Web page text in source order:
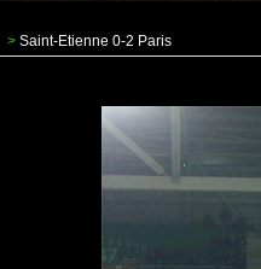
> Saint-Etienne 0-2 Paris